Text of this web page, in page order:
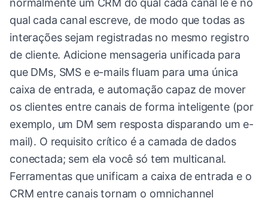
normalmente um CRM do qual cada canal lê e no
qual cada canal escreve, de modo que todas as
interações sejam registradas no mesmo registro
de cliente. Adicione mensageria unificada para
que DMs, SMS e e-mails fluam para uma única
caixa de entrada, e automação capaz de mover
os clientes entre canais de forma inteligente (por
exemplo, um DM sem resposta disparando um e-
mail). O requisito crítico é a camada de dados
conectada; sem ela você só tem multicanal.
Ferramentas que unificam a caixa de entrada e o
CRM entre canais tornam o omnichannel